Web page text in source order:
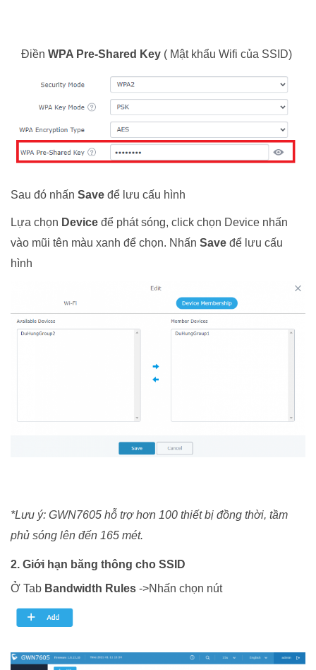
Điền WPA Pre-Shared Key ( Mật khẩu Wifi của SSID)
Sau đó nhấn Save để lưu cấu hình
Lựa chọn Device để phát sóng, click chọn Device nhấn
vào mũi tên màu xanh để chọn. Nhấn Save để lưu cấu
hình
*Lưu ý: GWN7605 hỗ trợ hơn 100 thiết bị đồng thời, tầm
phủ sóng lên đến 165 mét.
2. Giới hạn băng thông cho SSID
Ở Tab Bandwidth Rules ->Nhấn chọn nút